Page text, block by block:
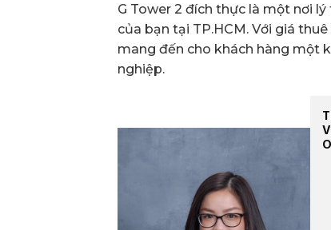
G Tower 2 đích thực là một nơi
của bạn tại TP.HCM. Với giá
mang đến cho khách hàng một
nghiệp.